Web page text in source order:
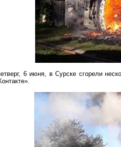
6 июня, в Сурске сгорели
».